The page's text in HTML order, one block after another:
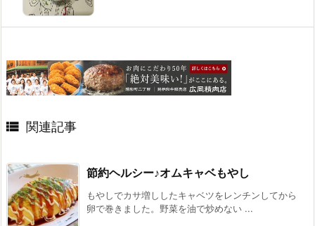
 関連記事
節約ヘルシー♪オムキャベもやし
もやしでカサ増ししたキャベツをレンチンしてから
卵で巻きました。野菜を油で炒めない ...